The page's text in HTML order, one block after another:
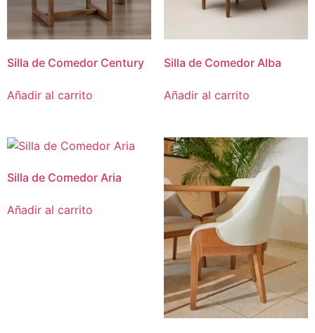
Silla de Comedor Century
Añadir al carrito
Silla de Comedor Alba
Añadir al carrito
Silla de Comedor Aria
Añadir al carrito